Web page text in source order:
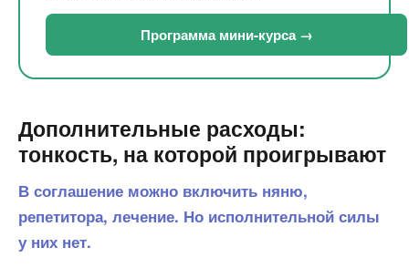
Программа мини-курса →
Дополнительные расходы:
тонкость, на которой проигрывают
В соглашение можно включить няню,
репетитора, лечение. Но исполнительной силы
у них нет.